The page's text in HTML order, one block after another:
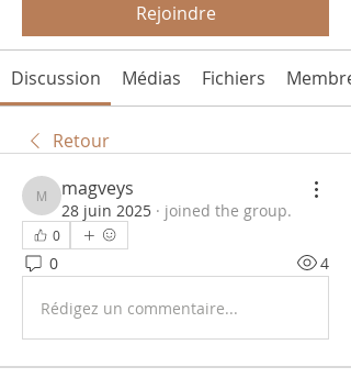
Rejoindre
Discussion Médias Fichiers
Retour
magveys
magveys
28 juin 2025 · joined the group.
0
0 4
Rédigez un commentaire...